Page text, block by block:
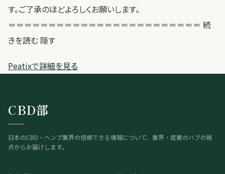
す。ご了承のほどよろしくお願いします。
＝＝＝＝＝＝＝＝＝＝＝＝＝＝＝＝＝＝＝＝＝＝＝＝ 続
きを読む 隠す
Peatixで詳細を見る
CBD部
日本のCBD・ヘンプ業界の信頼できる情報について、業界・産業のハブの視
点からお届けします。